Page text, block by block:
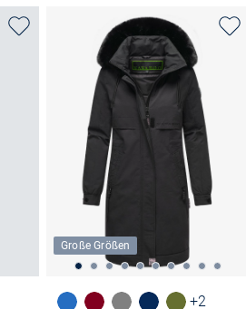
Große Größen
+2